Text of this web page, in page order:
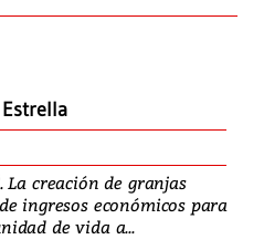
La creación de granjas
ingresos económicos para
de vida a...